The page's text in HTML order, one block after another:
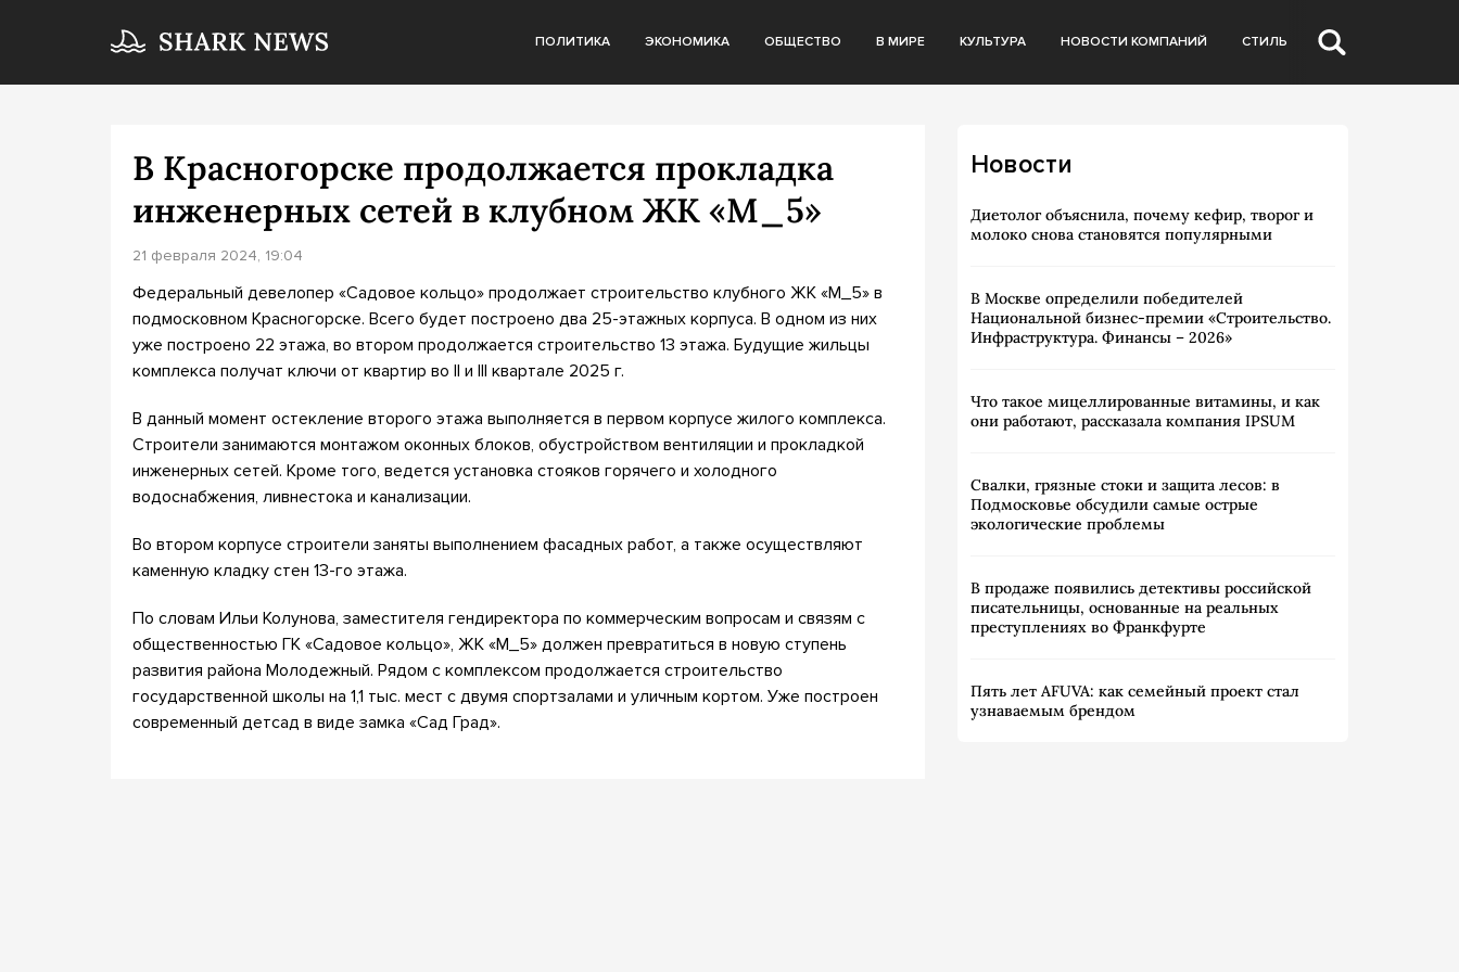
ПОЛИТИКА ЭКОНОМИКА ОБЩЕСТВО В МИРЕ КУЛЬТУРА НОВОСТИ КОМПАНИЙ СТИЛЬ
В Красногорске продолжается прокладка
инженерных сетей в клубном ЖК «М_5»
21 февраля 2024, 19:04
Федеральный девелопер «Садовое кольцо» продолжает строительство клубного ЖК «М_5» в
подмосковном Красногорске. Всего будет построено два 25-этажных корпуса. В одном из них
уже построено 22 этажа, во втором продолжается строительство 13 этажа. Будущие жильцы
комплекса получат ключи от квартир во II и III квартале 2025 г.
В данный момент остекление второго этажа выполняется в первом корпусе жилого комплекса.
Строители занимаются монтажом оконных блоков, обустройством вентиляции и прокладкой
инженерных сетей. Кроме того, ведется установка стояков горячего и холодного
водоснабжения, ливнестока и канализации.
Во втором корпусе строители заняты выполнением фасадных работ, а также осуществляют
каменную кладку стен 13-го этажа.
По словам Ильи Колунова, заместителя гендиректора по коммерческим вопросам и связям с
общественностью ГК «Садовое кольцо», ЖК «М_5» должен превратиться в новую ступень
развития района Молодежный. Рядом с комплексом продолжается строительство
государственной школы на 1,1 тыс. мест с двумя спортзалами и уличным кортом. Уже построен
современный детсад в виде замка «Сад Град».
Новости
Диетолог объяснила, почему кефир, творог и
молоко снова становятся популярными
В Москве определили победителей
Национальной бизнес-премии «Строительство.
Инфраструктура. Финансы – 2026»
Что такое мицеллированные витамины, и как
они работают, рассказала компания IPSUM
Свалки, грязные стоки и защита лесов: в
Подмосковье обсудили самые острые
экологические проблемы
В продаже появились детективы российской
писательницы, основанные на реальных
преступлениях во Франкфурте
Пять лет AFUVA: как семейный проект стал
узнаваемым брендом